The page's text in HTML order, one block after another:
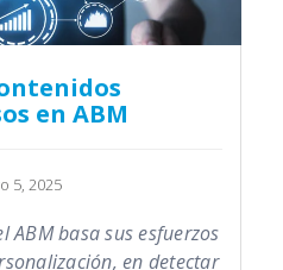
en ABM
5, 2025
ABM basa sus esfuerzos
en detectar